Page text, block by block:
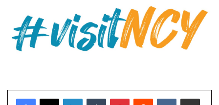
LinkedInTumblr PinterestReddit VKontakteE-Posta ile paylaş